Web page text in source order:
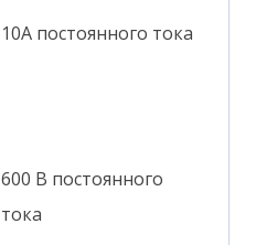
10А постоянного тока
600 В постоянного
тока